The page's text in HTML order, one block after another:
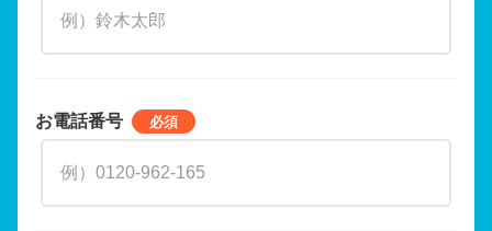
お電話番号